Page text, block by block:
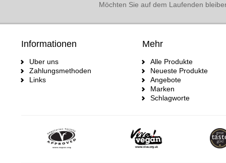
Möchten Sie auf dem Laufenden
Informationen
Uber uns
Zahlungsmethoden
Links
Mehr
Alle Produkte
Neueste Produkte
Angebote
Marken
Schlagworte